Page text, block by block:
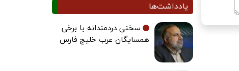
یادداشت‌ها
سخنی دردمندانه با برخی
همسایگان عرب خلیج فارس